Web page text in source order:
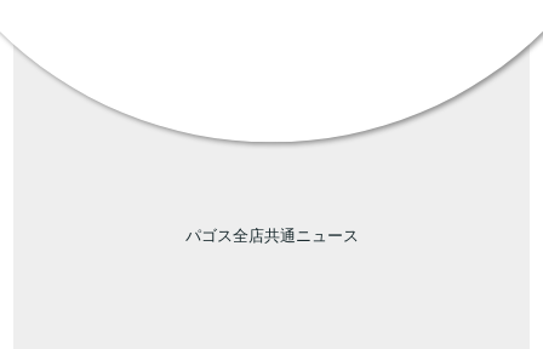
パゴス全店共通ニュース